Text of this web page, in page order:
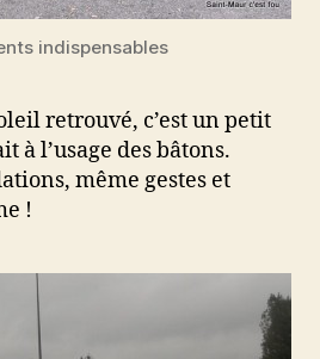
indispensables
retrouvé, c’est un petit
à l’usage des bâtons.
même gestes et
!